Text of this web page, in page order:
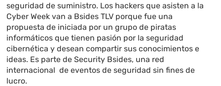
seguridad de suministro. Los hackers que asisten a la
Cyber Week van a Bsides TLV porque fue una
propuesta de iniciada por un grupo de piratas
informáticos que tienen pasión por la seguridad
cibernética y desean compartir sus conocimientos e
ideas. Es parte de Security Bsides, una red
internacional de eventos de seguridad sin fines de
lucro.